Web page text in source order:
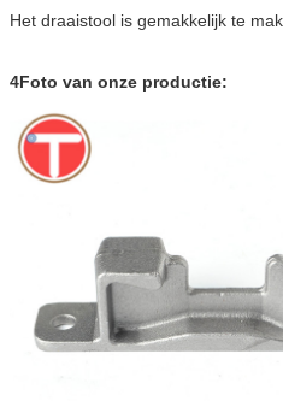
Het draaistool is gemakkelijk te
4Foto van onze productie: